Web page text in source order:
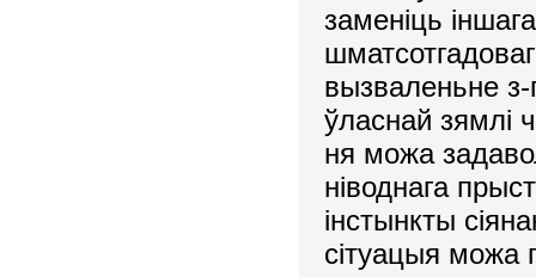
заменіць
вызваленьне
ўласнай зямлі
ня можа
ніводнага
інстынкты
сітуацыя можа